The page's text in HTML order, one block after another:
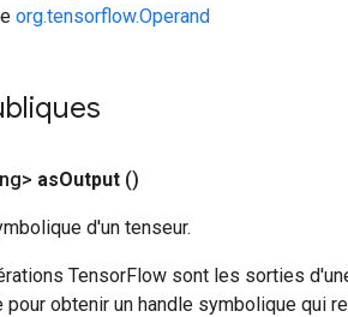
org.tensorflow.Operand
asOutput ()
d'un tenseur.
TensorFlow sont les sorties
obtenir un handle symbolique qui